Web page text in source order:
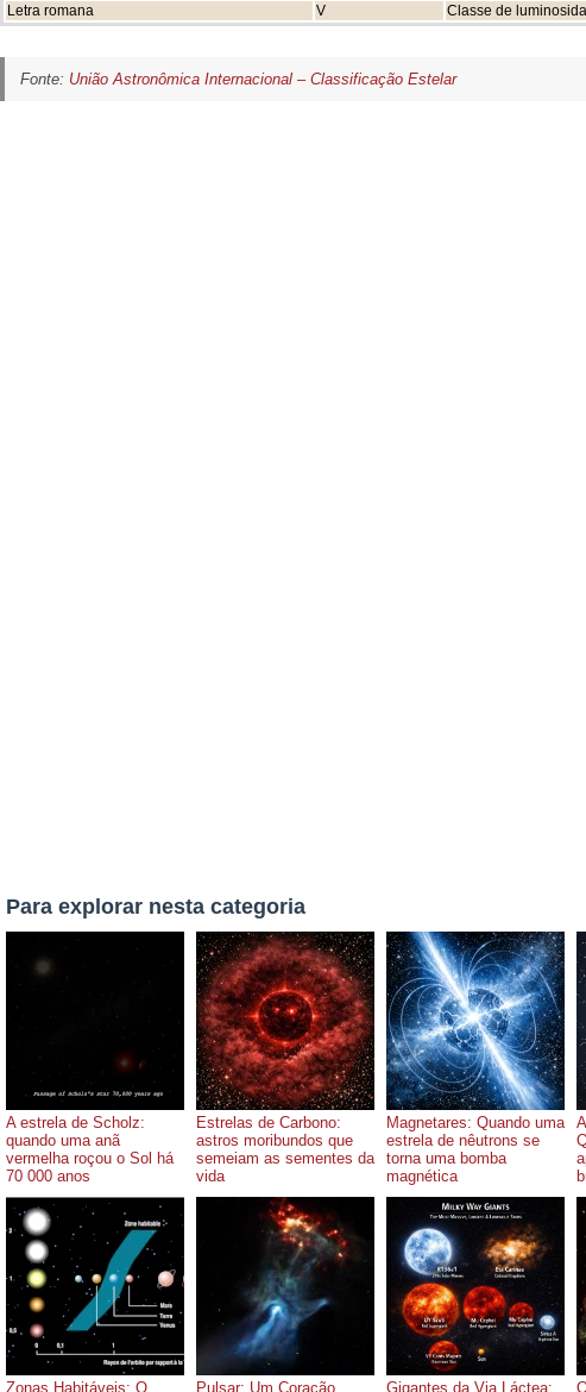
Letra romana
V Classe de
Fonte: União Astronômica Internacional – Classificação Estelar
Para explorar nesta categoria
A estrela de Scholz:
quando uma anã
vermelha roçou o Sol há
70 000 anos
Estrelas de Carbono:
astros moribundos que
semeiam as sementes da
vida
Magnetares: Quando uma
estrela de nêutrons se
torna uma bomba
magnética
Zonas Habitáveis: O Pulsar: Um Coração Gigantes da Via Láctea: